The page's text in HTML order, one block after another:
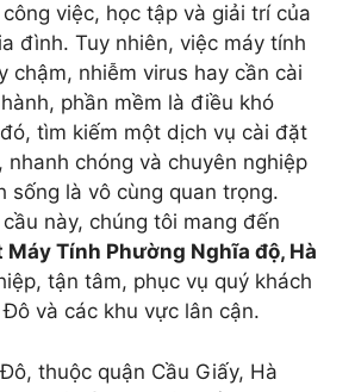
việc, học tập và giải trí của
đình. Tuy nhiên, việc máy tính
chậm, nhiễm virus hay cần cài
phần mềm là điều khó
tìm kiếm một dịch vụ cài đặt
nhanh chóng và chuyên nghiệp
sống là vô cùng quan trọng.
này, chúng tôi mang đến
Máy Tính Phường Nghĩa độ, Hà
tận tâm, phục vụ quý khách
và các khu vực lân cận.
thuộc quận Cầu Giấy, Hà